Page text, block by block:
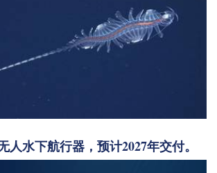
人水下航行器，预计2027年交付。